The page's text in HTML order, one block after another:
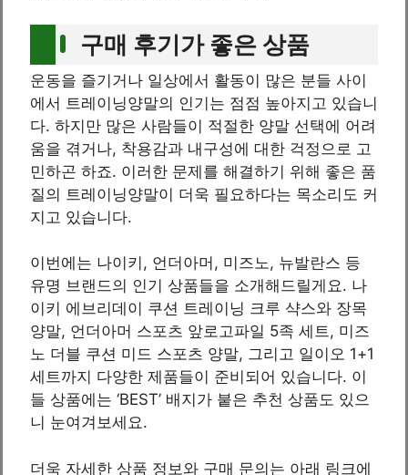
구매 후기가 좋은 상품
운동을 즐기거나 일상에서 활동이 많은 분들 사이
에서 트레이닝양말의 인기는 점점 높아지고 있습니
다. 하지만 많은 사람들이 적절한 양말 선택에 어려
움을 겪거나, 착용감과 내구성에 대한 걱정으로 고
민하곤 하죠. 이러한 문제를 해결하기 위해 좋은 품
질의 트레이닝양말이 더욱 필요하다는 목소리도 커
지고 있습니다.
이번에는 나이키, 언더아머, 미즈노, 뉴발란스 등
유명 브랜드의 인기 상품들을 소개해드릴게요. 나
이키 에브리데이 쿠션 트레이닝 크루 샥스와 장목
양말, 언더아머 스포츠 앞로고파일 5족 세트, 미즈
노 더블 쿠션 미드 스포츠 양말, 그리고 일이오 1+1
세트까지 다양한 제품들이 준비되어 있습니다. 이
들 상품에는 ‘BEST’ 배지가 붙은 추천 상품도 있으
니 눈여겨보세요.
더욱 자세한 상품 정보와 구매 문의는 아래 링크에